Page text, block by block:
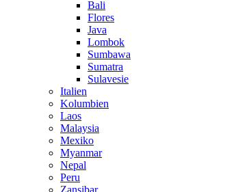
Bali
Flores
Java
Lombok
Sumbawa
Sumatra
Sulavesie
Italien
Kolumbien
Laos
Malaysia
Mexiko
Myanmar
Nepal
Peru
Zansibar